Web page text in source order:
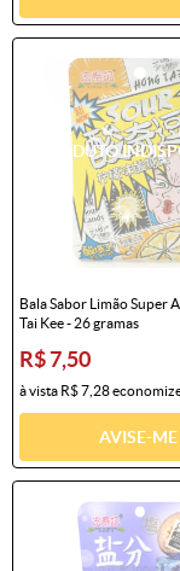
Bala Sabor Limão Super
Tai Kee - 26 gramas
R$ 7,50
à vista R$ 7,28
AVISE-ME